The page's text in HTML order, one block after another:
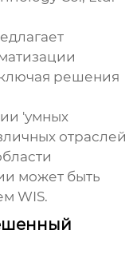
решения
'умных
отраслей
может быть
WIS.